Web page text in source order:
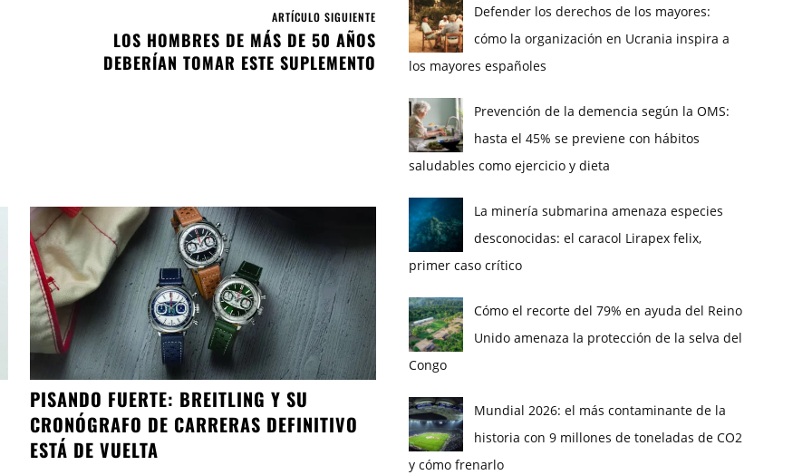
ARTÍCULO SIGUIENTE
LOS HOMBRES DE MÁS DE 50 AÑOS
DEBERÍAN TOMAR ESTE SUPLEMENTO
PISANDO FUERTE: BREITLING Y SU
CRONÓGRAFO DE CARRERAS DEFINITIVO
ESTÁ DE VUELTA
Defender los derechos de los mayores:
cómo la organización en Ucrania inspira a
los mayores españoles
Prevención de la demencia según la OMS:
hasta el 45% se previene con hábitos
saludables como ejercicio y dieta
La minería submarina amenaza especies
desconocidas: el caracol Lirapex felix,
primer caso crítico
Cómo el recorte del 79% en ayuda del Reino
Unido amenaza la protección de la selva del
Congo
Mundial 2026: el más contaminante de la
historia con 9 millones de toneladas de CO2
y cómo frenarlo